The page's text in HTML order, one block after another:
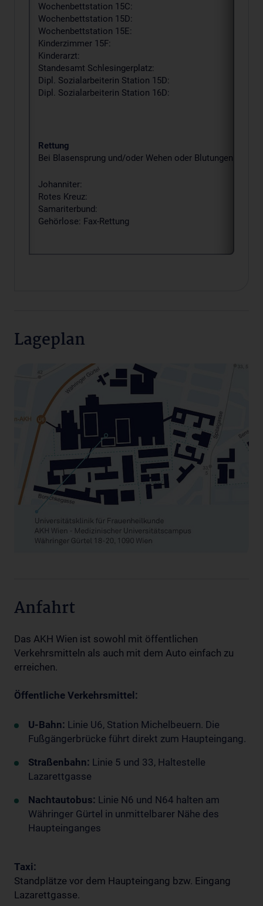
Wochenbettstation 15C:
Wochenbettstation 15D:
Wochenbettstation 15E:
Kinderzimmer 15F:
Kinderarzt:
Standesamt Schlesingerplatz:
Dipl. Sozialarbeiterin Station 15D:
Dipl. Sozialarbeiterin Station 16D:
Rettung
Bei Blasensprung und/oder Wehen oder Blutungen
Johanniter:
Rotes Kreuz:
Samariterbund:
Gehörlose: Fax-Rettung
Lageplan
Anfahrt
Das AKH Wien ist sowohl mit öffentlichen
Verkehrsmitteln als auch mit dem Auto einfach zu
erreichen.
Öffentliche Verkehrsmittel:
U-Bahn: Linie U6, Station Michelbeuern. Die
Fußgängerbrücke führt direkt zum Haupteingang.
Straßenbahn: Linie 5 und 33, Haltestelle
Lazarettgasse
Nachtautobus: Linie N6 und N64 halten am
Währinger Gürtel in unmittelbarer Nähe des
Haupteinganges
Taxi:
Standplätze vor dem Haupteingang bzw. Eingang
Lazarettgasse.